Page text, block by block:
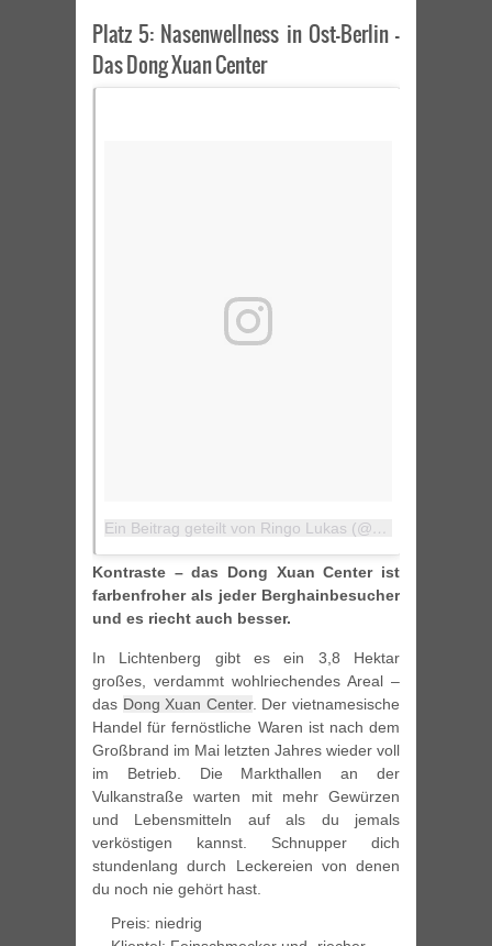
Platz 5: Nasenwellness in Ost-Berlin –
Das Dong Xuan Center
Kontraste – das Dong Xuan Center ist
farbenfroher als jeder Berghainbesucher
und es riecht auch besser.
In Lichtenberg gibt es ein 3,8 Hektar
großes, verdammt wohlriechendes Areal –
das Dong Xuan Center. Der vietnamesische
Handel für fernöstliche Waren ist nach dem
Großbrand im Mai letzten Jahres wieder voll
im Betrieb. Die Markthallen an der
Vulkanstraße warten mit mehr Gewürzen
und Lebensmitteln auf als du jemals
verköstigen kannst. Schnupper dich
stundenlang durch Leckereien von denen
du noch nie gehört hast.
Preis: niedrig